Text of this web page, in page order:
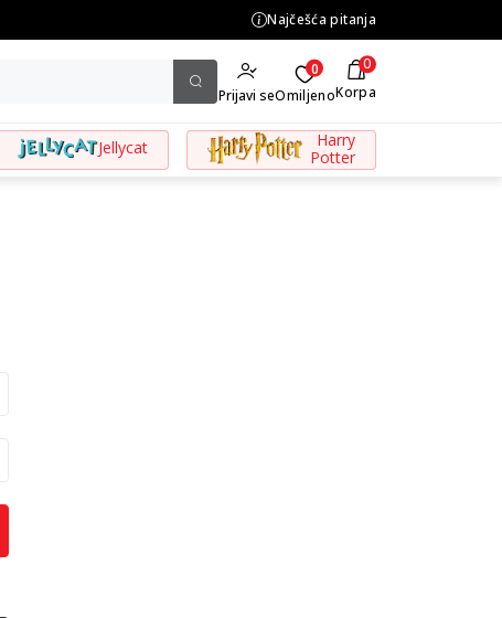
Najčešća pitanja
Prijavi se
0
Omiljeno
0
Korpa
Jellycat
Harry
Potter